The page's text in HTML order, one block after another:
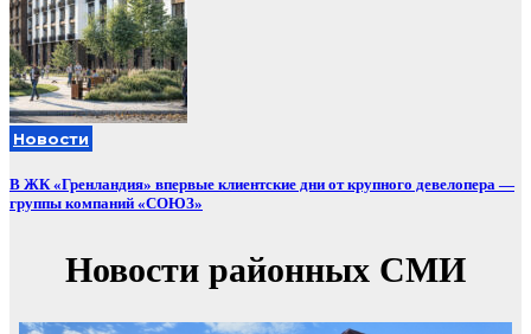
Новости
В ЖК «Гренландия» впервые клиентские дни от крупного девелопера —
группы компаний «СОЮЗ»